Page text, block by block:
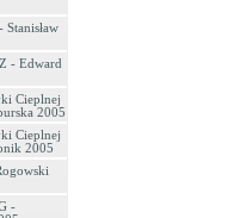
- Edward
Cieplnej
2005
Cieplnej
2005
-